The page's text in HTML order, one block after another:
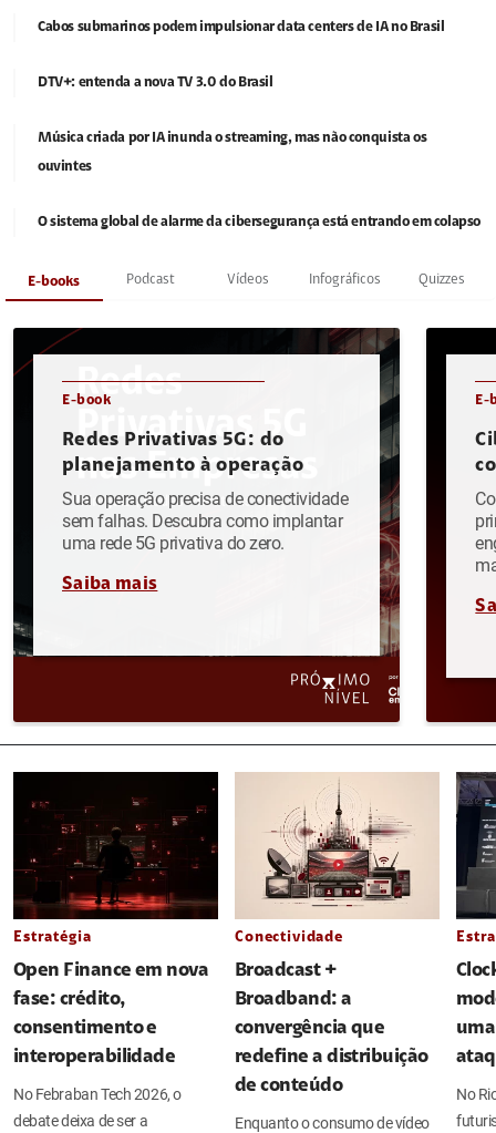
Cabos submarinos podem impulsionar data centers de IA no Brasil
DTV+: entenda a nova TV 3.0 do Brasil
Música criada por IA inunda o streaming, mas não conquista os
ouvintes
O sistema global de alarme da cibersegurança está entrando em colapso
E-books Podcast Vídeos Infográficos Quizzes
E-book
Redes Privativas 5G: do
planejamento à operação
Sua operação precisa de conectividade
sem falhas. Descubra como implantar
uma rede 5G privativa do zero.
Saiba mais
E-
Estratégia
Open Finance em nova
fase: crédito,
consentimento e
interoperabilidade
No Febraban Tech 2026, o
debate deixa de ser a
Conectividade
Broadcast +
Broadband: a
convergência que
redefine a distribuição
de conteúdo
Enquanto o consumo de vídeo
No